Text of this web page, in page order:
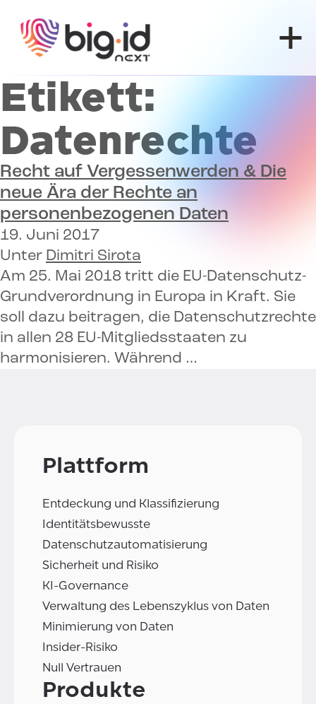
Etikett:
Datenrechte
Recht auf Vergessenwerden & Die
neue Ära der Rechte an
personenbezogenen Daten
19. Juni 2017
Unter Dimitri Sirota
Am 25. Mai 2018 tritt die EU-Datenschutz-
Grundverordnung in Europa in Kraft. Sie
soll dazu beitragen, die Datenschutzrechte
in allen 28 EU-Mitgliedsstaaten zu
harmonisieren. Während …
Plattform
Entdeckung und Klassifizierung
Identitätsbewusste
Datenschutzautomatisierung
Sicherheit und Risiko
KI-Governance
Verwaltung des Lebenszyklus von Daten
Minimierung von Daten
Insider-Risiko
Null Vertrauen
Produkte